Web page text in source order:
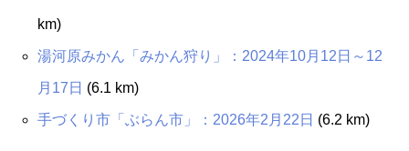
km)
湯河原みかん「みかん狩り」：2024年10月12日～12
月17日 (6.1 km)
手づくり市「ぶらん市」：2026年2月22日 (6.2 km)